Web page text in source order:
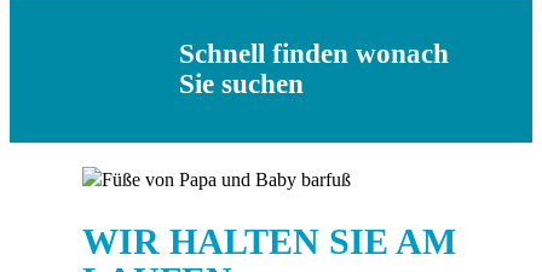
Schnell finden wonach
Sie suchen
WIR HALTEN SIE AM